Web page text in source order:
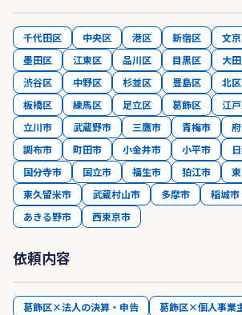
千代田区 中央区 港区 新宿区 文
墨田区
江東区 品川区 目黒区 大
渋谷区
中野区 杉並区 豊島区 北区
板橋区
練馬区 足立区 葛飾区 江
立川市
武蔵野市 三鷹市 青梅市
調布市
町田市 小金井市 小平市
国分寺市
国立市 福生市 狛江市
東久留米市
武蔵村山市 多摩市 稲城市
あきる野市
西東京市
依頼内容
葛飾区×法人の決算・申告
葛飾区×個人事業